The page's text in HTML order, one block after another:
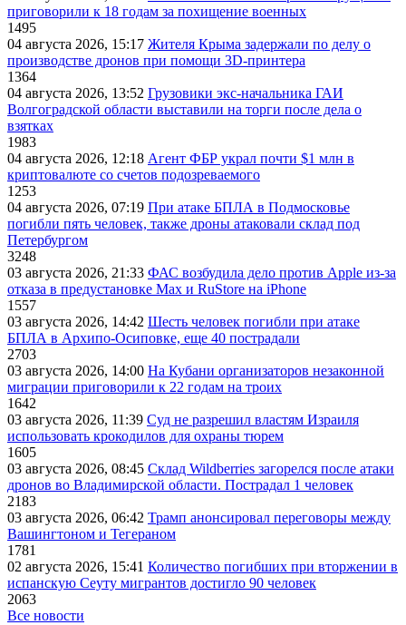
приговорили к 18 годам за похищение военных
1495
04 августа 2026, 15:17 Жителя Крыма задержали по делу о
производстве дронов при помощи 3D‑принтера
1364
04 августа 2026, 13:52 Грузовики экс-начальника ГАИ
Волгоградской области выставили на торги после дела о
взятках
1983
04 августа 2026, 12:18 Агент ФБР украл почти $1 млн в
криптовалюте со счетов подозреваемого
1253
04 августа 2026, 07:19 При атаке БПЛА в Подмосковье
погибли пять человек, также дроны атаковали склад под
Петербургом
3248
03 августа 2026, 21:33 ФАС возбудила дело против Apple из-за
отказа в предустановке Max и RuStore на iPhone
1557
03 августа 2026, 14:42 Шесть человек погибли при атаке
БПЛА в Архипо-Осиповке, еще 40 пострадали
2703
03 августа 2026, 14:00 На Кубани организаторов незаконной
миграции приговорили к 22 годам на троих
1642
03 августа 2026, 11:39 Суд не разрешил властям Израиля
использовать крокодилов для охраны тюрем
1605
03 августа 2026, 08:45 Склад Wildberries загорелся после атаки
дронов во Владимирской области. Пострадал 1 человек
2183
03 августа 2026, 06:42 Трамп анонсировал переговоры между
Вашингтоном и Тегераном
1781
02 августа 2026, 15:41 Количество погибших при вторжении в
испанскую Сеуту мигрантов достигло 90 человек
2063
Все новости